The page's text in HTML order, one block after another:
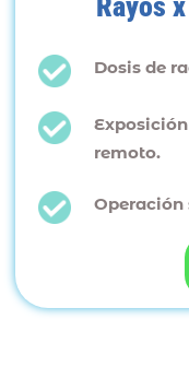
Rayos
Dosis de
remoto.